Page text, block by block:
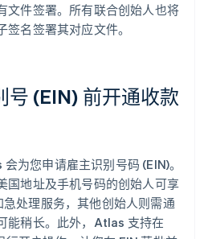
文件签署。所有联合创始人也将
名签署其对应文件。
号 (EIN) 前开通收款
为您申请雇主识别号码 (EIN)。
国地址及手机号码的创始人可享
急处理服务，其他创始人则需通
能稍长。此外，Atlas 支持在